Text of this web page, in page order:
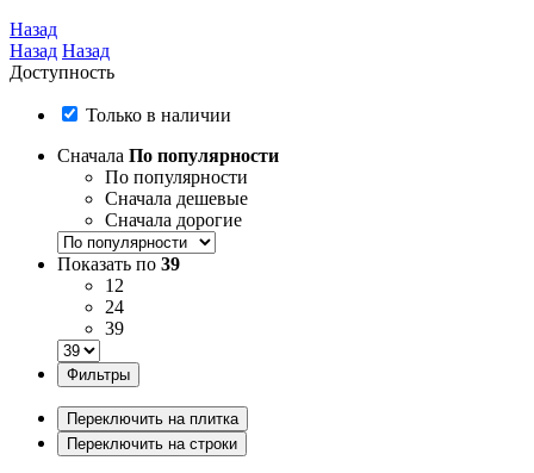
Назад
Назад Назад
Доступность
Только в наличии
Сначала По популярности
По популярности
Сначала дешевые
Сначала дорогие
Показать по 39
12
24
39
Фильтры
Переключить на плитка
Переключить на строки